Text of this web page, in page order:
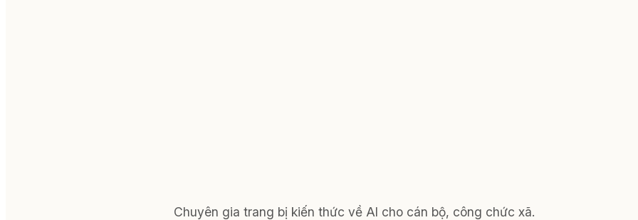
Chuyên gia trang bị kiến thức về AI cho cán bộ, công chức xã.